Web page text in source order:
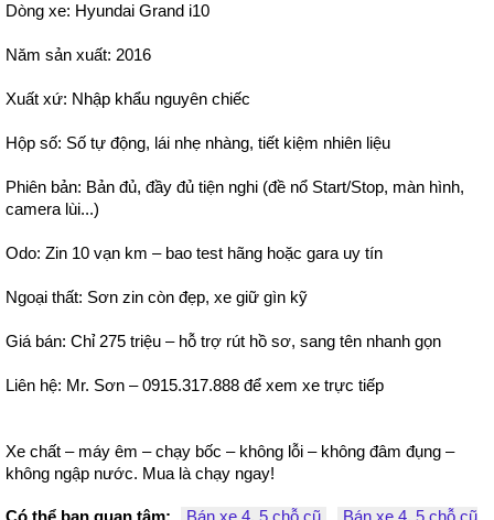
Dòng xe: Hyundai Grand i10
Năm sản xuất: 2016
Xuất xứ: Nhập khẩu nguyên chiếc
Hộp số: Số tự động, lái nhẹ nhàng, tiết kiệm nhiên liệu
Phiên bản: Bản đủ, đầy đủ tiện nghi (đề nổ Start/Stop, màn hình,
camera lùi...)
Odo: Zin 10 vạn km – bao test hãng hoặc gara uy tín
Ngoại thất: Sơn zin còn đẹp, xe giữ gìn kỹ
Giá bán: Chỉ 275 triệu – hỗ trợ rút hồ sơ, sang tên nhanh gọn
Liên hệ: Mr. Sơn – 0915.317.888 để xem xe trực tiếp
Xe chất – máy êm – chạy bốc – không lỗi – không đâm đụng –
không ngập nước. Mua là chạy ngay!
Có thể bạn quan tâm: Bán xe 4, 5 chỗ cũ
Bán xe 4, 5 chỗ cũ